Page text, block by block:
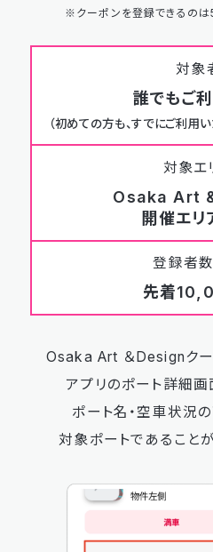
※クーポンを登録できるの
対象
誰でもご
（初めての方も、すでにご利用
対象エ
Osaka Art
開催エリ
登録者
先着
Osaka Art ＆Designクー
アプリのポート詳細画
ポート名・空車状況
対象ポートであること